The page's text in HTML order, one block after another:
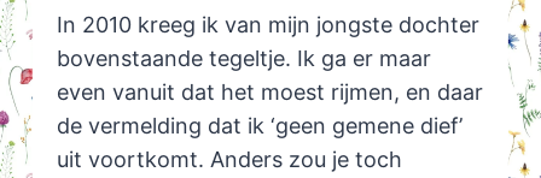
In 2010 kreeg ik van mijn jongste dochter
bovenstaande tegeltje. Ik ga er maar
even vanuit dat het moest rijmen, en daar
de vermelding dat ik ‘geen gemene dief’
uit voortkomt. Anders zou je toch